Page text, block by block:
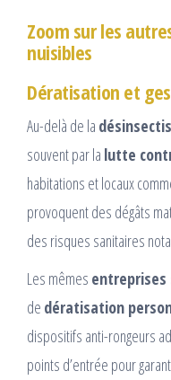
Zoom sur les
nuisibles
Dératisation et
Au-delà de la
souvent par la lutte
habitations et locaux
provoquent des dégâts
des risques sanitaires
Les mêmes entreprises
de dératisation
dispositifs anti-rongeurs
points d’entrée pour